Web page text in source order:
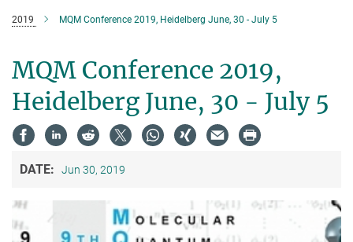
2019 MQM Conference 2019, Heidelberg June, 30 - July 5
MQM Conference 2019,
Heidelberg June, 30 - July 5
DATE: Jun 30, 2019